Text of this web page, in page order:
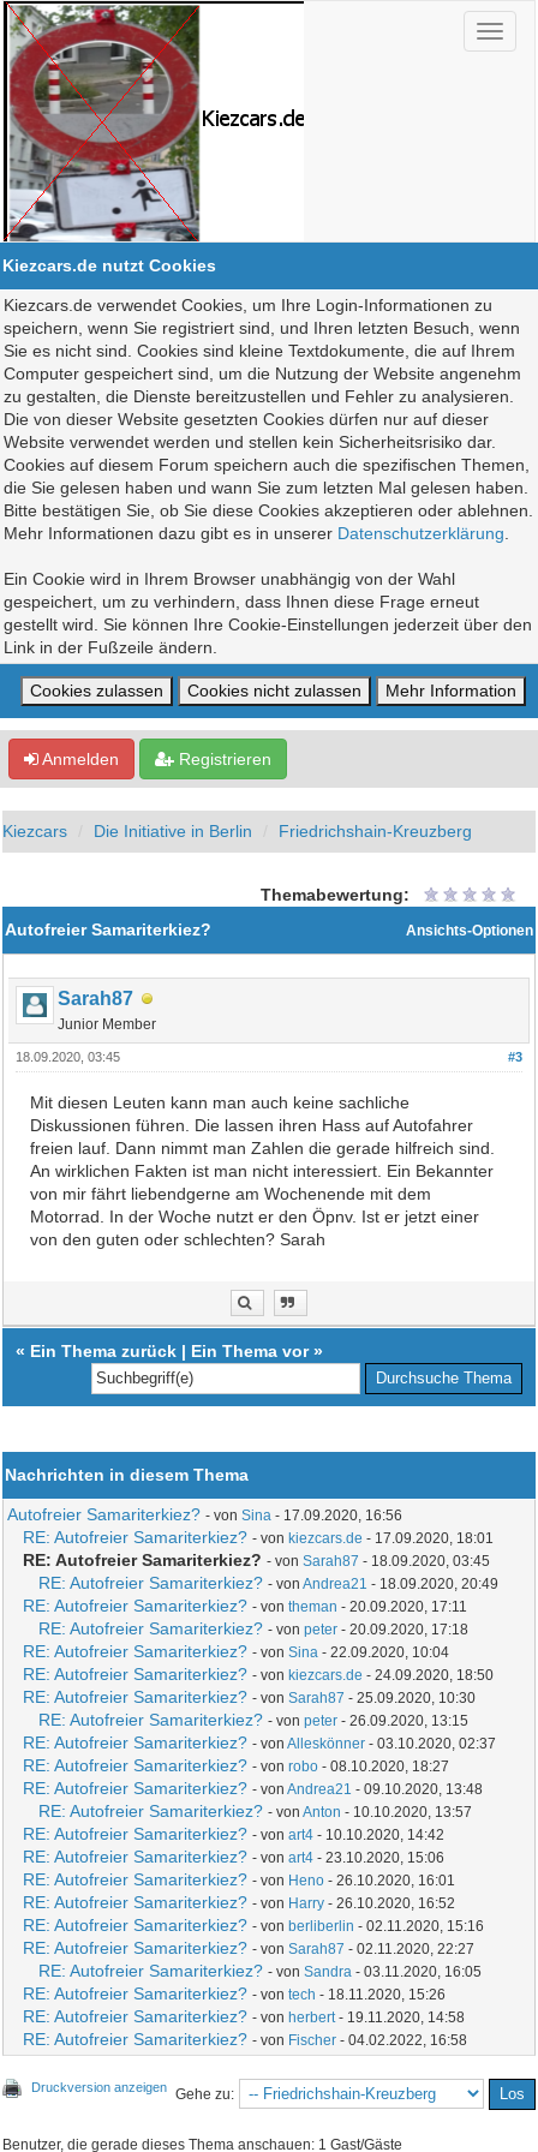
Kiezcars.de nutzt Cookies
Kiezcars.de verwendet Cookies, um Ihre Login-Informationen zu
speichern, wenn Sie registriert sind, und Ihren letzten Besuch, wenn
Sie es nicht sind. Cookies sind kleine Textdokumente, die auf Ihrem
Computer gespeichert sind, um die Nutzung der Website angenehm
zu gestalten, die Dienste bereitzustellen und Fehler zu analysieren.
Die von dieser Website gesetzten Cookies dürfen nur auf dieser
Website verwendet werden und stellen kein Sicherheitsrisiko dar.
Cookies auf diesem Forum speichern auch die spezifischen Themen,
die Sie gelesen haben und wann Sie zum letzten Mal gelesen haben.
Bitte bestätigen Sie, ob Sie diese Cookies akzeptieren oder ablehnen.
Mehr Informationen dazu gibt es in unserer Datenschutzerklärung
Ein Cookie wird in Ihrem Browser unabhängig von der Wahl
gespeichert, um zu verhindern, dass Ihnen diese Frage erneut
gestellt wird. Sie können Ihre Cookie-Einstellungen jederzeit über den
Link in der Fußzeile ändern.
Anmelden Registrieren
Kiezcars Die Initiative in Berlin Friedrichshain-Kreuzberg
Themabewertung:
Ansichts-Optionen
Autofreier Samariterkiez?
Sarah87
Junior Member
#3
18.09.2020, 03:45
Mit diesen Leuten kann man auch keine sachliche
Diskussionen führen. Die lassen ihren Hass auf Autofahrer
freien lauf. Dann nimmt man Zahlen die gerade hilfreich sind.
An wirklichen Fakten ist man nicht interessiert. Ein Bekannter
von mir fährt liebendgerne am Wochenende mit dem
Motorrad. In der Woche nutzt er den Öpnv. Ist er jetzt einer
von den guten oder schlechten? Sarah
« Ein Thema zurück | Ein Thema vor»
Nachrichten in diesem Thema
Autofreier Samariterkiez? - vonSina - 17.09.2020, 16:56
RE: Autofreier Samariterkiez? - von kiezcars.de - 17.09.2020, 18:01
RE: Autofreier Samariterkiez? - vonSarah87 - 18.09.2020, 03:45
RE: Autofreier Samariterkiez? - vonAndrea21 - 18.09.2020, 20:49
RE: Autofreier Samariterkiez? - vontheman - 20.09.2020, 17:11
RE: Autofreier Samariterkiez? - vonpeter - 20.09.2020, 17:18
RE: Autofreier Samariterkiez? - vonSina - 22.09.2020, 10:04
RE: Autofreier Samariterkiez? - von kiezcars.de - 24.09.2020, 18:50
RE: Autofreier Samariterkiez? - vonSarah87 - 25.09.2020, 10:30
RE: Autofreier Samariterkiez? - vonpeter - 26.09.2020, 13:15
RE: Autofreier Samariterkiez? - vonAlleskönner - 03.10.2020, 02:37
RE: Autofreier Samariterkiez? - vonrobo - 08.10.2020, 18:27
RE: Autofreier Samariterkiez? - vonAndrea21 - 09.10.2020, 13:48
RE: Autofreier Samariterkiez? - vonAnton - 10.10.2020, 13:57
RE: Autofreier Samariterkiez? - vonart4 - 10.10.2020, 14:42
RE: Autofreier Samariterkiez? - vonart4 - 23.10.2020, 15:06
RE: Autofreier Samariterkiez? - von Heno - 26.10.2020, 16:01
RE: Autofreier Samariterkiez? - von Harry - 26.10.2020, 16:52
RE: Autofreier Samariterkiez? - von berliberlin - 02.11.2020, 15:16
RE: Autofreier Samariterkiez? - vonSarah87 - 02.11.2020, 22:27
RE: Autofreier Samariterkiez? - vonSandra - 03.11.2020, 16:05
RE: Autofreier Samariterkiez? - vontech - 18.11.2020, 15:26
RE: Autofreier Samariterkiez? - von herbert- 19.11.2020, 14:58
RE: Autofreier Samariterkiez? - von Fischer - 04.02.2022, 16:58
Druckversion anzeigen Gehe zu:
Benutzer, die gerade dieses Thema anschauen: 1 Gast/Gäste